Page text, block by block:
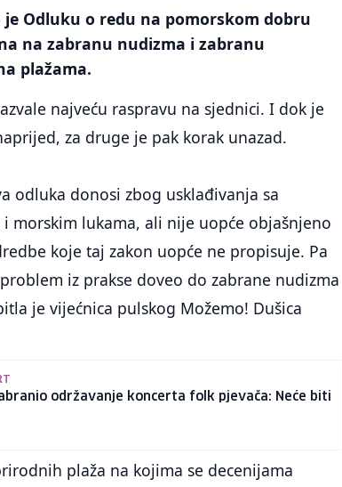
Odluku o redu na pomorskom dobru
na zabranu nudizma i zabranu
plažama.
najveću raspravu na sjednici. I dok je
za druge je pak korak unazad.
odluka donosi zbog usklađivanja sa
morskim lukama, ali nije uopće objašnjeno
koje taj zakon uopće ne propisuje. Pa
iz prakse doveo do zabrane nudizma
je vijećnica pulskog Možemo! Dušica
održavanje koncerta folk pjevača: Neće biti
plaža na kojima se decenijama